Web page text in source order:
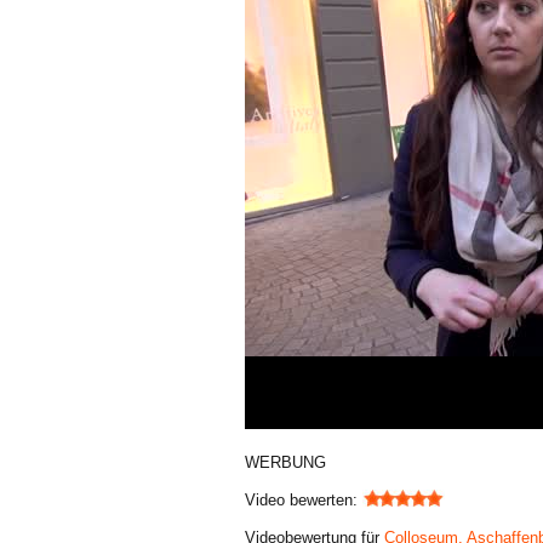
WERBUNG
Video bewerten:
Videobewertung für Colloseum,